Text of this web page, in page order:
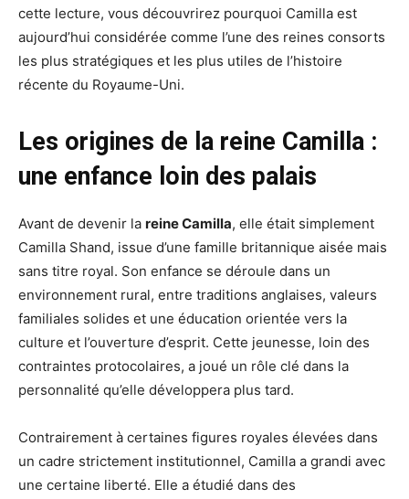
cette lecture, vous découvrirez pourquoi Camilla est
aujourd’hui considérée comme l’une des reines consorts
les plus stratégiques et les plus utiles de l’histoire
récente du Royaume-Uni.
Les origines de la reine Camilla :
une enfance loin des palais
Avant de devenir la reine Camilla, elle était simplement
Camilla Shand, issue d’une famille britannique aisée mais
sans titre royal. Son enfance se déroule dans un
environnement rural, entre traditions anglaises, valeurs
familiales solides et une éducation orientée vers la
culture et l’ouverture d’esprit. Cette jeunesse, loin des
contraintes protocolaires, a joué un rôle clé dans la
personnalité qu’elle développera plus tard.
Contrairement à certaines figures royales élevées dans
un cadre strictement institutionnel, Camilla a grandi avec
une certaine liberté. Elle a étudié dans des